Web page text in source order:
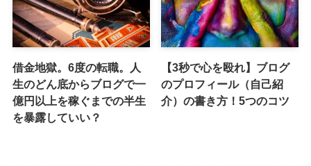
借金地獄。6度の転職。人
生のどん底からブログで一
億円以上を稼ぐまでの半生
を暴露していい？
【3秒で心を殴れ】ブログ
のプロフィール（自己紹
介）の書き方！5つのコツ